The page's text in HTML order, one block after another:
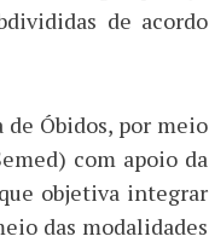
de acordo
Óbidos, por meio
com apoio da
objetiva integrar
das modalidades